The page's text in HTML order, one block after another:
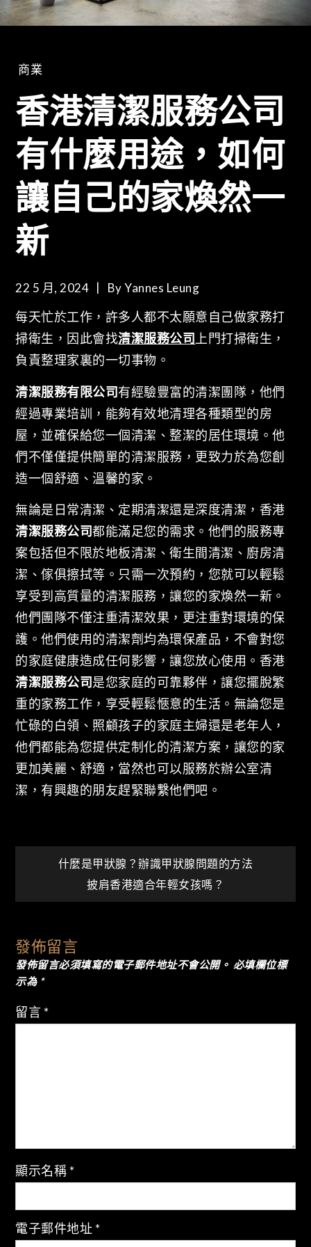
商業
香港清潔服務公司
有什麼用途，如何
讓自己的家煥然一
新
22 5 月, 2024 ByYannes Leung
每天忙於工作，許多人都不太願意自己做家務打
掃衛生，因此會找清潔服務公司 上門打掃衛生，
負責整理家裏的一切事物。
清潔服務有限公司有經驗豐富的清潔團隊，他們
經過專業培訓，能夠有效地清理各種類型的房
屋，並確保給您一個清潔、整潔的居住環境。他
們不僅僅提供簡單的清潔服務，更致力於為您創
造一個舒適、溫馨的家。
無論是日常清潔、定期清潔還是深度清潔，香港
清潔服務公司都能滿足您的需求。他們的服務專
案包括但不限於地板清潔、衛生間清潔、廚房清
潔、傢俱擦拭等。只需一次預約，您就可以輕鬆
享受到高質量的清潔服務，讓您的家煥然一新。
他們團隊不僅注重清潔效果，更注重對環境的保
護。他們使用的清潔劑均為環保產品，不會對您
的家庭健康造成任何影響，讓您放心使用。香港
清潔服務公司是您家庭的可靠夥伴，讓您擺脫繁
重的家務工作，享受輕鬆愜意的生活。無論您是
忙碌的白領、照顧孩子的家庭主婦還是老年人，
他們都能為您提供定制化的清潔方案，讓您的家
更加美麗、舒適，當然也可以服務於辦公室清
潔，有興趣的朋友趕緊聯繫他們吧。
章
導
覽
什麼是甲狀腺？辦識甲狀腺問題的方法
披肩香港適合年輕女孩嗎？
發佈留言
發佈留言必須填寫的電子郵件地址不會公開。 必填欄位標
示為 *
留言 *
顯示名稱 *
電子郵件地址 *